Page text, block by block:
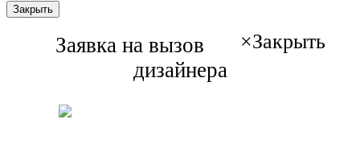
Закрыть
×Закрыть
Заявка на вызов
дизайнера